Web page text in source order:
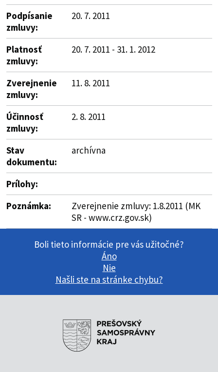
Podpísanie
zmluvy:
20. 7. 2011
Platnosť
zmluvy:
20. 7. 2011 - 31. 1. 2012
Zverejnenie
zmluvy:
11. 8. 2011
Účinnosť
zmluvy:
2. 8. 2011
Stav
dokumentu:
archívna
Prílohy:
Poznámka:
Zverejnenie zmluvy: 1.8.2011 (MK
SR - www.crz.gov.sk)
Boli tieto informácie pre vás užitočné?
Áno
Nie
Našli ste na stránke chybu?